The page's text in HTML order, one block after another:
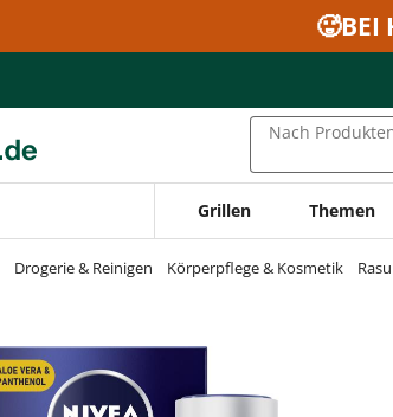
🥵BEI
Nach
Grillen Themen
Drogerie & Reinigen Körperpflege & Kosmetik